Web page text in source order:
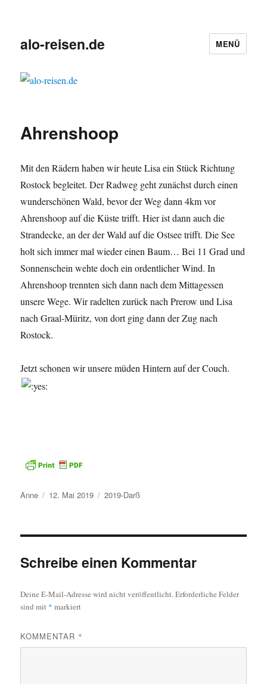
alo-reisen.de MENÜ
Ahrenshoop
Mit den Rädern haben wir heute Lisa ein Stück Richtung
Rostock begleitet. Der Radweg geht zunächst durch einen
wunderschönen Wald, bevor der Weg dann 4km vor
Ahrenshoop auf die Küste trifft. Hier ist dann auch die
Strandecke, an der der Wald auf die Ostsee trifft. Die See
holt sich immer mal wieder einen Baum… Bei 11 Grad und
Sonnenschein wehte doch ein ordentlicher Wind. In
Ahrenshoop trennten sich dann nach dem Mittagessen
unsere Wege. Wir radelten zurück nach Prerow und Lisa
nach Graal-Müritz, von dort ging dann der Zug nach
Rostock.
Jetzt schonen wir unsere müden Hintern auf der Couch.
Autor
Anne
Veröffentlicht
12. Mai 2019 Kategorien
2019-Darß
Schreibe einen Kommentar
Deine E-Mail-Adresse wird nicht veröffentlicht.Erforderliche Felder
sind mit * markiert
KOMMENTAR *